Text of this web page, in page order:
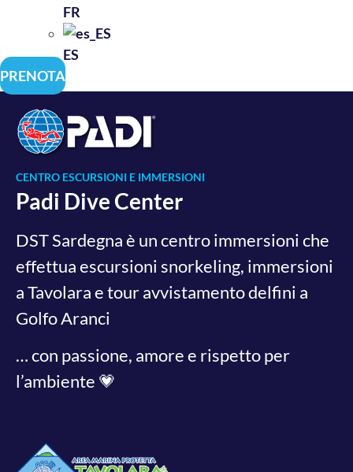
FR
ES
PRENOTA
CENTRO ESCURSIONI E IMMERSIONI
Padi Dive Center
DST Sardegna è un centro immersioni che
effettua escursioni snorkeling, immersioni
a Tavolara e tour avvistamento delfini a
Golfo Aranci
… con passione, amore e rispetto per
l’ambiente 💗